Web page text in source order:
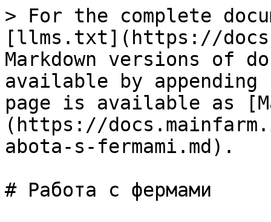
> For the complete
[llms.txt](https://
Markdown versions of
available by
page is available as
(https://
abota-s-fermami.md).
# Работа с фермами